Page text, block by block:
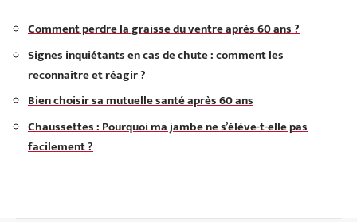
Comment perdre la graisse du ventre après 60 ans ?
Signes inquiétants en cas de chute : comment les
reconnaître et réagir ?
Bien choisir sa mutuelle santé après 60 ans
Chaussettes : Pourquoi ma jambe ne s’élève-t-elle pas
facilement ?